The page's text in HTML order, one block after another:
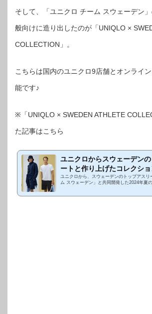
そして、「ユニクロ チーム スウェーデン
般向けに造り出したのが「UNIQLO ×
COLLECTION」。
こちらは国内のユニクロ9店舗とオンライ
能です♪
※「UNIQLO × SWEDEN ATHLETE
た記事はこちら
ユニクロからスウェーデン
ートと作り上げたコレクショ
ユニクロから、スウェーデンのトップアスリ
ム スウェーデン」と共同開発した2024年夏